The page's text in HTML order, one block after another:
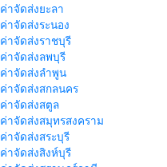
ค่าจัดส่งยะลา
ค่าจัดส่งระนอง
ค่าจัดส่งราชบุรี
ค่าจัดส่งลพบุรี
ค่าจัดส่งลำพูน
ค่าจัดส่งสกลนคร
ค่าจัดส่งสตูล
ค่าจัดส่งสมุทรสงคราม
ค่าจัดส่งสระบุรี
ค่าจัดส่งสิงห์บุรี